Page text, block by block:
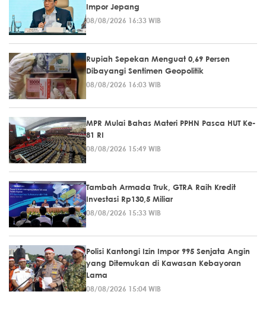
Impor Jepang
08/08/2026 16:33 WIB
Rupiah Sepekan Menguat 0,69 Persen
Dibayangi Sentimen Geopolitik
08/08/2026 16:03 WIB
MPR Mulai Bahas Materi PPHN Pasca HUT Ke-
81 RI
08/08/2026 15:49 WIB
Tambah Armada Truk, GTRA Raih Kredit
Investasi Rp130,5 Miliar
08/08/2026 15:33 WIB
Polisi Kantongi Izin Impor 995 Senjata Angin
yang Ditemukan di Kawasan Kebayoran
Lama
08/08/2026 15:04 WIB